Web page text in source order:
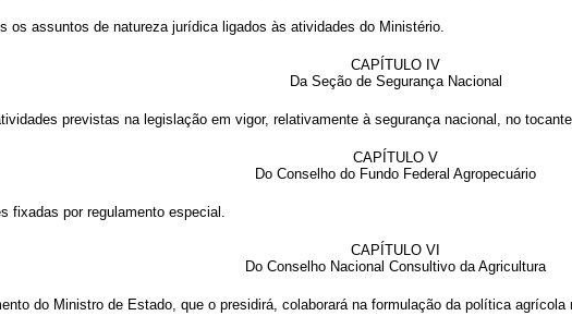
os assuntos de natureza jurídica ligados às atividades do Ministério.
CAPÍTULO IV
Da Seção de Segurança Nacional
previstas na legislação em vigor, relativamente à segurança nacional, no
CAPÍTULO V
Do Conselho do Fundo Federal Agropecuário
fixadas por regulamento especial.
CAPÍTULO VI
Do Conselho Nacional Consultivo da Agricultura
do Ministro de Estado, que o presidirá, colaborará na formulação da política agrícola